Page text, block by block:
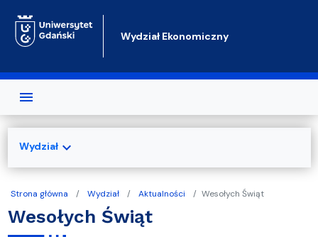
Wydział Ekonomiczny
Strona główna Wydział Aktualności Wesołych Świąt
Wesołych Świąt
Wydziałexpand_more